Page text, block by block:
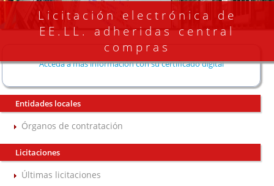
Licitación electrónica de
EE.LL. adheridas central
compras
Acceda a más información con su certificado digital
Entidades locales
Órganos de contratación
Licitaciones
Últimas licitaciones